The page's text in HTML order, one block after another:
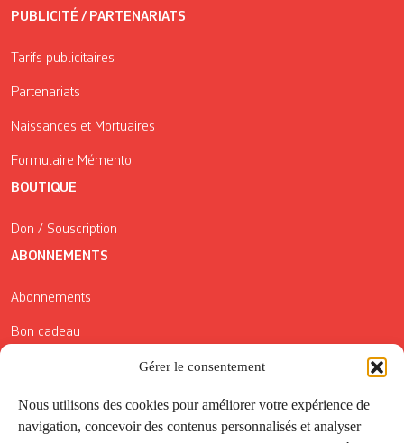
Gérer le consentement
Nous utilisons des cookies pour améliorer votre expérience de
navigation, concevoir des contenus personnalisés et analyser
PUBLICITÉ / PARTENARIATS
Tarifs publicitaires
Partenariats
Naissances et Mortuaires
Formulaire Mémento
BOUTIQUE
Don / Souscription
ABONNEMENTS
Abonnements
Bon cadeau
Conditions générales de vente
Réductions de la Carte Côté Courrier
Application